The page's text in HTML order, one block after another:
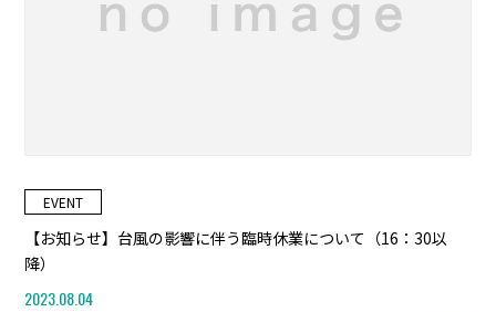
EVENT
【お知らせ】台風の影響に伴う臨時休業について（16：30以
降）
2023.08.04